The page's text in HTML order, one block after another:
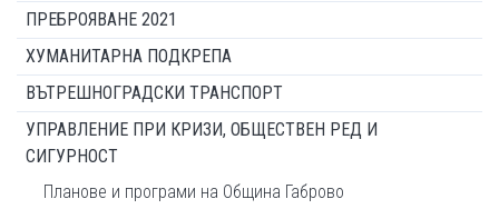
ПРЕБРОЯВАНЕ 2021
ХУМАНИТАРНА ПОДКРЕПА
ВЪТРЕШНОГРАДСКИ ТРАНСПОРТ
УПРАВЛЕНИЕ ПРИ КРИЗИ, ОБЩЕСТВЕН РЕД И
СИГУРНОСТ
Планове и програми на Община Габрово